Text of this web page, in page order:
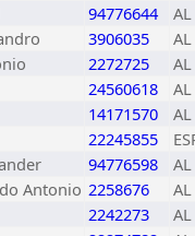
94776644
AL
3906035
AL
2272725
AL
24560618
AL
14171570
AL
22245855
94776598
AL
Antonio 2258676
AL
2242273
AL